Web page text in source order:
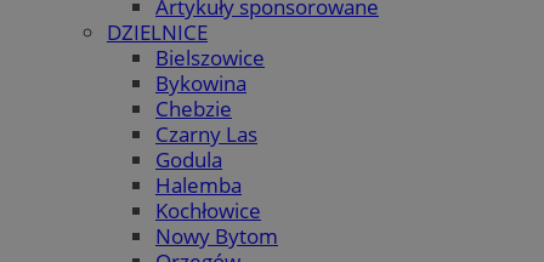
Artykuły sponsorowane
DZIELNICE
Bielszowice
Bykowina
Chebzie
Czarny Las
Godula
Halemba
Kochłowice
Nowy Bytom